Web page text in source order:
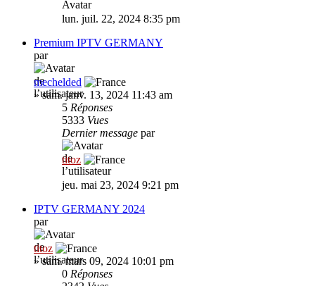
lun. juil. 22, 2024 8:35 pm
Premium IPTV GERMANY
par
mechelded
»sam. janv. 13, 2024 11:43 am
5 Réponses
5333 Vues
Dernier message par
titoz
jeu. mai 23, 2024 9:21 pm
IPTV GERMANY 2024
par
titoz
»sam. mars 09, 2024 10:01 pm
0 Réponses